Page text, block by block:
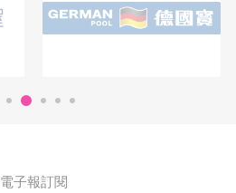
電子報訂閱